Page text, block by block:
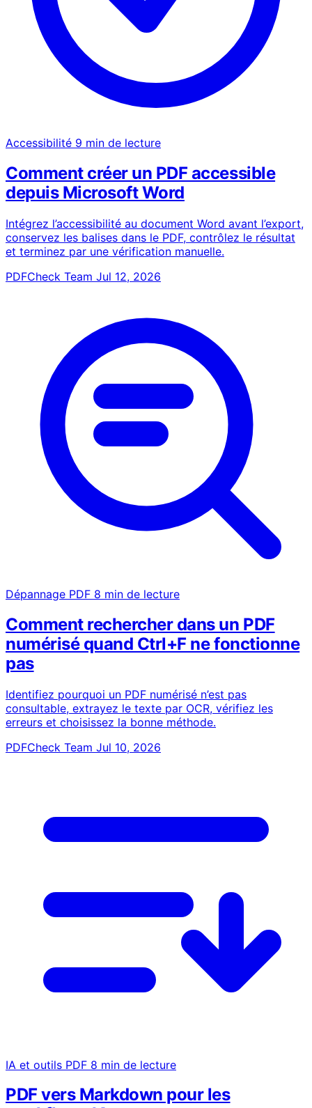
Accessibilité 9 min de lecture
Comment créer un PDF accessible
depuis Microsoft Word
Intégrez l’accessibilité au document Word avant l’export,
conservez les balises dans le PDF, contrôlez le résultat
et terminez par une vérification manuelle.
PDFCheck Team Jul 12, 2026
Dépannage PDF 8 min de lecture
Comment rechercher dans un PDF
numérisé quand Ctrl+F ne fonctionne
pas
Identifiez pourquoi un PDF numérisé n’est pas
consultable, extrayez le texte par OCR, vérifiez les
erreurs et choisissez la bonne méthode.
PDFCheck Team Jul 10, 2026
IA et outils PDF 8 min de lecture
PDF vers Markdown pour les